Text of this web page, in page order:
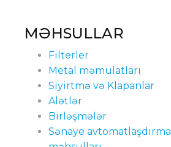
MƏHSULLAR
Filterler
Metal məmulatları
Siyirtmə və Klapanlar
Alətlər
Birləşmələr
Sənaye avtomatlaşdırma